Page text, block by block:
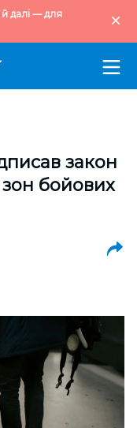
далі — для
закон
зон бойових